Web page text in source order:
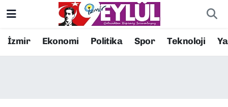
İzmir Ekonomi Politika Spor Teknoloji
Resmi İlanlar
Konak Nöbetçi Eczaneler